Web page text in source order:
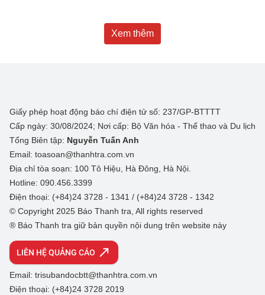
Xem thêm
Giấy phép hoạt động báo chí điện tử số: 237/GP-BTTTT
Cấp ngày: 30/08/2024; Nơi cấp: Bộ Văn hóa - Thể thao và Du lịch
Tổng Biên tập: Nguyễn Tuấn Anh
Email: toasoan@thanhtra.com.vn
Địa chỉ tòa soạn: 100 Tô Hiệu, Hà Đông, Hà Nội.
Hotline: 090.456.3399
Điện thoại: (+84)24 3728 - 1341 / (+84)24 3728 - 1342
© Copyright 2025 Báo Thanh tra, All rights reserved
® Báo Thanh tra giữ bản quyền nội dung trên website này
LIÊN HỆ QUẢNG CÁO
Email: trisubandocbtt@thanhtra.com.vn
Điện thoại: (+84)24 3728 2019